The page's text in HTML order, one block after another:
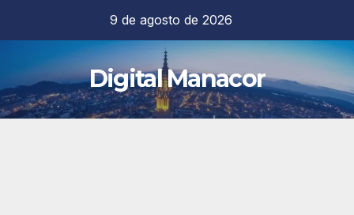
contenido
9 de agosto de 2026
Digital Manacor